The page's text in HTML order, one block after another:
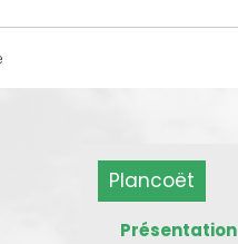
Plancoët
Présentation